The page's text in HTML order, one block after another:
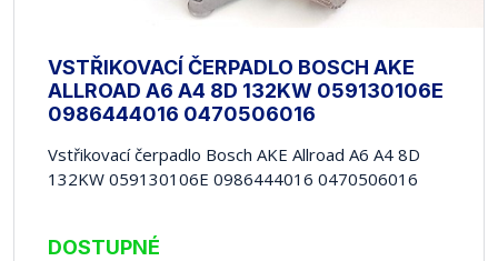
VSTŘIKOVACÍ ČERPADLO BOSCH AKE
ALLROAD A6 A4 8D 132KW 059130106E
0986444016 0470506016
Vstřikovací čerpadlo Bosch AKE Allroad A6 A4 8D
132KW 059130106E 0986444016 0470506016
DOSTUPNÉ